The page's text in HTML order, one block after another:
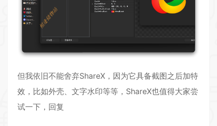
但我依旧不能舍弃ShareX，因为它具备截图之后加特
效，比如外壳、文字水印等等，ShareX也值得大家尝
试一下，回复